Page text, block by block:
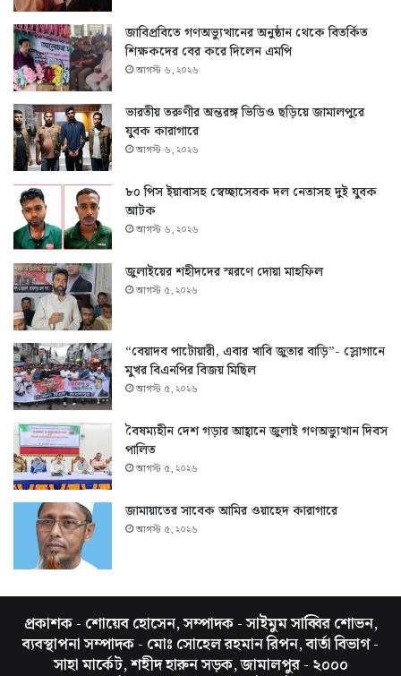
জাবিপ্রবিতে গণঅভ্যুত্থানের অনুষ্ঠান থেকে বিতর্কিত
শিক্ষকদের বের করে দিলেন এমপি
আগস্ট ৬, ২০২৬
ভারতীয় তরুণীর অন্তরঙ্গ ভিডিও ছড়িয়ে জামালপুরে
যুবক কারাগারে
আগস্ট ৬, ২০২৬
৮০ পিস ইয়াবাসহ স্বেচ্ছাসেবক দল নেতাসহ দুই যুবক
আটক
আগস্ট ৬, ২০২৬
জুলাইয়ের শহীদদের স্মরণে দোয়া মাহফিল
আগস্ট ৫, ২০২৬
“বেয়াদব পাটোয়ারী, এবার খাবি জুতার বাড়ি”- স্লোগানে
মুখর বিএনপির বিজয় মিছিল
আগস্ট ৫, ২০২৬
বৈষম্যহীন দেশ গড়ার আহ্বানে জুলাই গণঅভ্যুত্থান দিবস
পালিত
আগস্ট ৫, ২০২৬
জামায়াতের সাবেক আমির ওয়াহেদ কারাগারে
আগস্ট ৫, ২০২৬
প্রকাশক - শোয়েব হোসেন, সম্পাদক - সাইমুম সাব্বির শোভন,
ব্যবস্থাপনা সম্পাদক - মোঃ সোহেল রহমান রিপন, বার্তা বিভাগ -
সাহা মার্কেট, শহীদ হারুন সড়ক, জামালপুর - ২০০০